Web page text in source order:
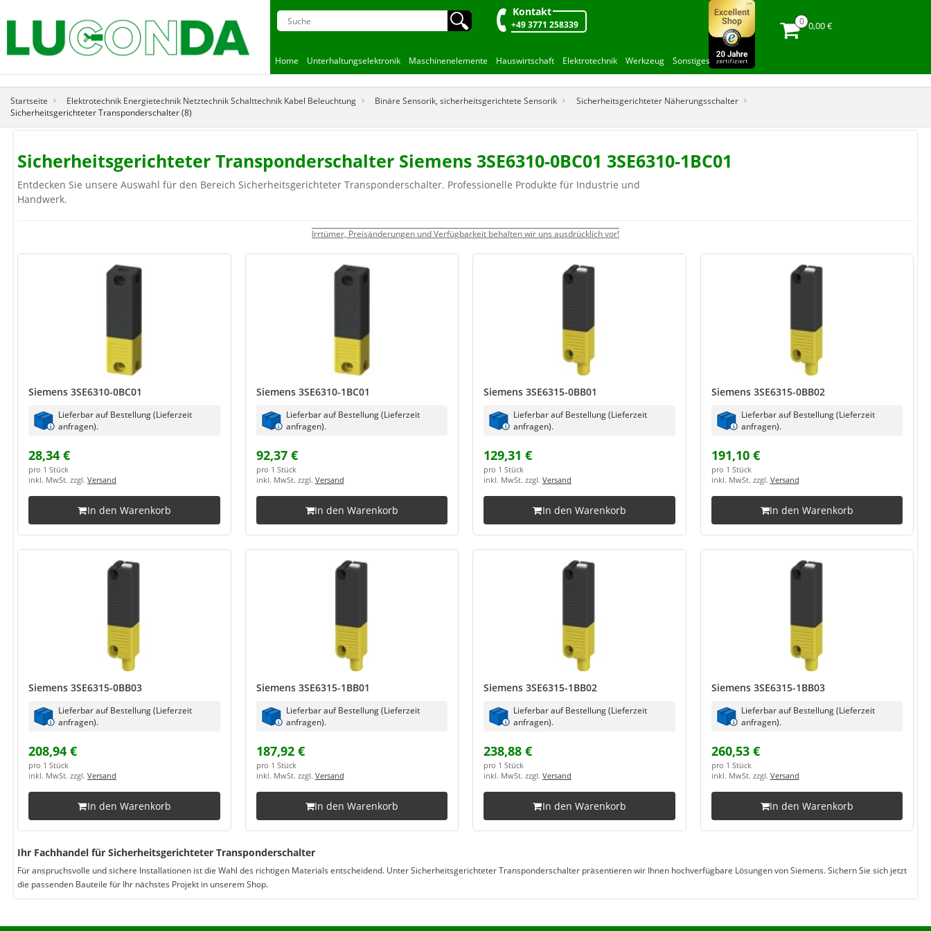
🔍︎ Kontakt
+49 3771 258339 0,00 €
Home Unterhaltungselektronik Maschinenelemente Hauswirtschaft Elektrotechnik Werkzeug Sonstiges
Startseite Elektrotechnik Energietechnik Netztechnik Schalttechnik Kabel Beleuchtung Binäre Sensorik, sicherheitsgerichtete Sensorik
Sicherheitsgerichteter Näherungsschalter
Sicherheitsgerichteter Transponderschalter (8)
Sicherheitsgerichteter Transponderschalter Siemens 3SE6310-0BC01 3SE6310-1BC01
Entdecken Sie unsere Auswahl für den Bereich Sicherheitsgerichteter Transponderschalter. Professionelle Produkte für Industrie und
Handwerk.
Irrtümer, Preisänderungen und Verfügbarkeit behalten wir uns ausdrücklich vor!
Siemens 3SE6310-0BC01
Lieferbar auf Bestellung (Lieferzeit
anfragen).
28,34 €
pro 1 Stück
inkl. MwSt. zzgl. Versand
In den Warenkorb
Siemens 3SE6310-1BC01
Lieferbar auf Bestellung (Lieferzeit
anfragen).
92,37 €
pro 1 Stück
inkl. MwSt. zzgl. Versand
In den Warenkorb
Siemens 3SE6315-0BB01
Lieferbar auf Bestellung (Lieferzeit
anfragen).
129,31 €
pro 1 Stück
inkl. MwSt. zzgl. Versand
In den Warenkorb
Siemens 3SE6315-0BB02
Lieferbar auf Bestellung (Lieferzeit
anfragen).
191,10 €
pro 1 Stück
inkl. MwSt. zzgl. Versand
In den Warenkorb
Siemens 3SE6315-0BB03
Lieferbar auf Bestellung (Lieferzeit
anfragen).
208,94 €
pro 1 Stück
inkl. MwSt. zzgl. Versand
In den Warenkorb
Siemens 3SE6315-1BB01
Lieferbar auf Bestellung (Lieferzeit
anfragen).
187,92 €
pro 1 Stück
inkl. MwSt. zzgl. Versand
In den Warenkorb
Siemens 3SE6315-1BB02
Lieferbar auf Bestellung (Lieferzeit
anfragen).
238,88 €
pro 1 Stück
inkl. MwSt. zzgl. Versand
In den Warenkorb
Siemens 3SE6315-1BB03
Lieferbar auf Bestellung (Lieferzeit
anfragen).
260,53 €
pro 1 Stück
inkl. MwSt. zzgl. Versand
In den Warenkorb
Ihr Fachhandel für Sicherheitsgerichteter Transponderschalter
Für anspruchsvolle und sichere Installationen ist die Wahl des richtigen Materials entscheidend. Unter Sicherheitsgerichteter Transponderschalter präsentieren wir Ihnen hochverfügbare Lösungen von Siemens. Sichern Sie sich jetzt
die passenden Bauteile für Ihr nächstes Projekt in unserem Shop.